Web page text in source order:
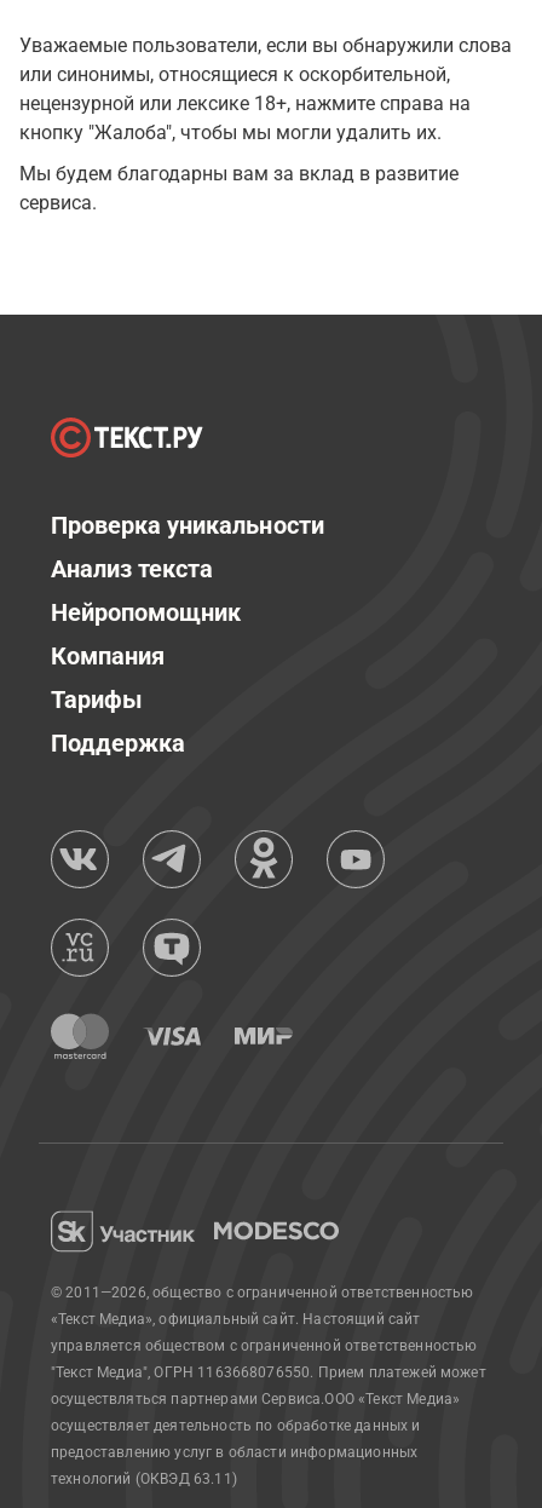
Уважаемые пользователи, если вы обнаружили слова
или синонимы, относящиеся к оскорбительной,
нецензурной или лексике 18+, нажмите справа на
кнопку "Жалоба", чтобы мы могли удалить их.
Мы будем благодарны вам за вклад в развитие
сервиса.
Проверка уникальности
Анализ текста
Нейропомощник
Компания
Тарифы
Поддержка
© 2011—2026, общество с ограниченной ответственностью
«Текст Медиа», официальный сайт. Настоящий сайт
управляется обществом с ограниченной ответственностью
"Текст Медиа", ОГРН 1163668076550. Прием платежей может
осуществляться партнерами Сервиса.ООО «Текст Медиа»
осуществляет деятельность по обработке данных и
предоставлению услуг в области информационных
технологий (ОКВЭД 63.11)